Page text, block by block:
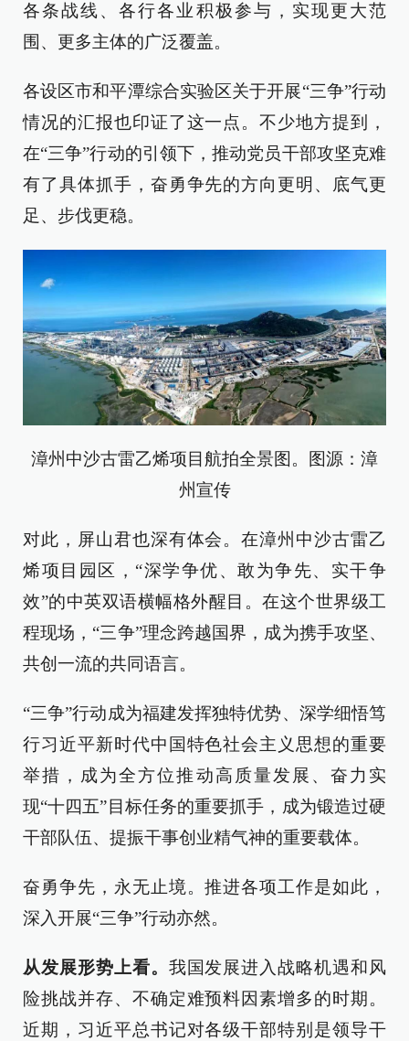
各条战线、各行各业积极参与，实现更大范
围、更多主体的广泛覆盖。
各设区市和平潭综合实验区关于开展“三争”行动
情况的汇报也印证了这一点。不少地方提到，
在“三争”行动的引领下，推动党员干部攻坚克难
有了具体抓手，奋勇争先的方向更明、底气更
足、步伐更稳。
漳州中沙古雷乙烯项目航拍全景图。图源：漳
州宣传
对此，屏山君也深有体会。在漳州中沙古雷乙
烯项目园区，“深学争优、敢为争先、实干争
效”的中英双语横幅格外醒目。在这个世界级工
程现场，“三争”理念跨越国界，成为携手攻坚、
共创一流的共同语言。
“三争”行动成为福建发挥独特优势、深学细悟笃
行习近平新时代中国特色社会主义思想的重要
举措，成为全方位推动高质量发展、奋力实
现“十四五”目标任务的重要抓手，成为锻造过硬
干部队伍、提振干事创业精气神的重要载体。
奋勇争先，永无止境。推进各项工作是如此，
深入开展“三争”行动亦然。
从发展形势上看。 我国发展进入战略机遇和风
险挑战并存、不确定难预料因素增多的时期。
近期，习近平总书记对各级干部特别是领导干